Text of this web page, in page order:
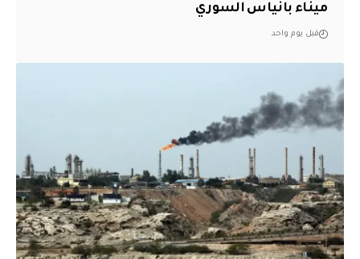
ميناء بانياس السوري
قبل يوم واحد